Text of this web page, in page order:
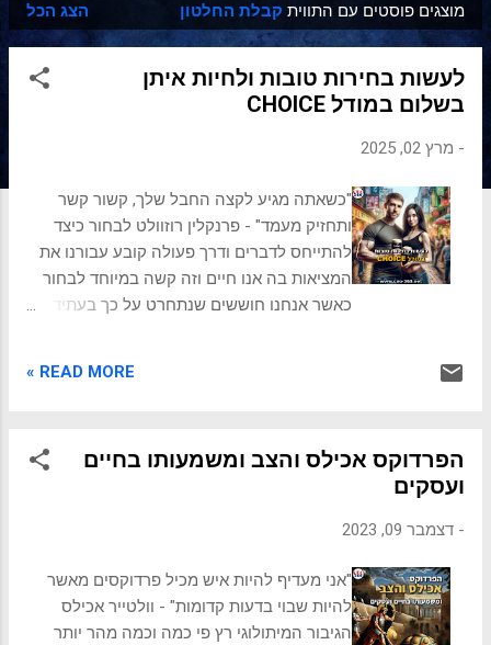
ר
ש
מ
מוצגים פוסטים עם התווית קבלת החלטון הצג הכל
לעשות בחירות טובות ולחיות איתן
בשלום במודל CHOICE
- מרץ 02, 2025
"כשאתה מגיע לקצה החבל שלך, קשור קשר
ותחזיק מעמד" - פרנקלין רוזוולט לבחור כיצד
להתייחס לדברים ודרך פעולה קובע עבורנו את
המציאות בה אנו חיים וזה קשה במיוחד לבחור
כאשר אנחנו חוששים שנתחרט על כך בעתיד.
הפעולות המרכזיות ביותר בחיינו, אך היא גם
או בת הזוג שלנו, השקעות כלכליות, מסלול
היא מה שמגדיר את חירותנו האישית, אך היא גם
לקבל החלטות? פחד מהחמצה (FOMO – Fear
of Missing Out) – כשאנחנו בוחרים באפשרות
READ MORE »
הפרדוקס אכילס והצב ומשמעותו בחיים
ועסקים
- דצמבר 09, 2023
"אני מעדיף להיות איש מכיל פרדוקסים מאשר
להיות שבוי בדעות קדומות" - וולטייר אכילס
הגיבור המיתולוגי רץ פי כמה וכמה מהר יותר